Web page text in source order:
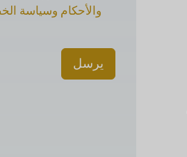
والأحكام وسياسة
يرسل